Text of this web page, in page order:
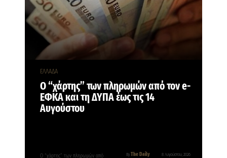
ΕΛΛΑΔΑ
Ο “χάρτης” των πληρωμών από τον e-
ΕΦΚΑ και τη ΔΥΠΑ έως τις 14
Αυγούστου
By The Daily 8 Αυγούστου, 2026
Ο “χάρτης” των πληρωμών από